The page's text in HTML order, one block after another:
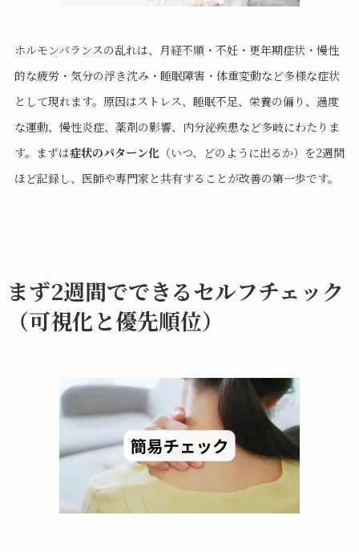
ホルモンバランスの乱れは、月経不順・不妊・更年期症状・慢性
的な疲労・気分の浮き沈み・睡眠障害・体重変動など多様な症状
として現れます。原因はストレス、睡眠不足、栄養の偏り、過度
な運動、慢性炎症、薬剤の影響、内分泌疾患など多岐にわたりま
す。まずは症状のパターン化（いつ、どのように出るか）を2週間
ほど記録し、医師や専門家と共有することが改善の第一歩です。
まず2週間でできるセルフチェック
（可視化と優先順位）